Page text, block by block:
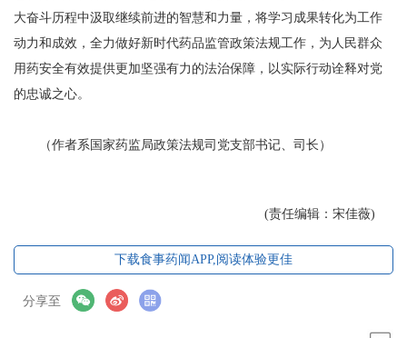
大奋斗历程中汲取继续前进的智慧和力量，将学习成果转化为工作
动力和成效，全力做好新时代药品监管政策法规工作，为人民群众
用药安全有效提供更加坚强有力的法治保障，以实际行动诠释对党
的忠诚之心。
（作者系国家药监局政策法规司党支部书记、司长）
(责任编辑：宋佳薇)
下载食事药闻APP,阅读体验更佳
分享至